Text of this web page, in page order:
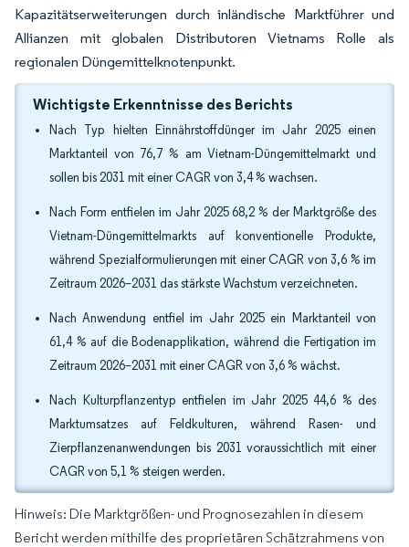
Kapazitätserweiterungen durch inländische Marktführer und
Allianzen mit globalen Distributoren Vietnams Rolle als
regionalen Düngemittelknotenpunkt.
Wichtigste Erkenntnisse des Berichts
Nach Typ hielten Einnährstoffdünger im Jahr 2025 einen
Marktanteil von 76,7 % am Vietnam-Düngemittelmarkt und
sollen bis 2031 mit einer CAGR von 3,4 % wachsen.
Nach Form entfielen im Jahr 2025 68,2 % der Marktgröße des
Vietnam-Düngemittelmarkts auf konventionelle Produkte,
während Spezialformulierungen mit einer CAGR von 3,6 % im
Zeitraum 2026–2031 das stärkste Wachstum verzeichneten.
Nach Anwendung entfiel im Jahr 2025 ein Marktanteil von
61,4 % auf die Bodenapplikation, während die Fertigation im
Zeitraum 2026–2031 mit einer CAGR von 3,6 % wächst.
Nach Kulturpflanzentyp entfielen im Jahr 2025 44,6 % des
Marktumsatzes auf Feldkulturen, während Rasen- und
Zierpflanzenanwendungen bis 2031 voraussichtlich mit einer
CAGR von 5,1 % steigen werden.
Hinweis: Die Marktgrößen- und Prognosezahlen in diesem
Bericht werden mithilfe des proprietären Schätzrahmens von